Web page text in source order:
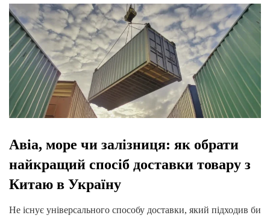
Авіа, море чи залізниця: як обрати
найкращий спосіб доставки товару з
Китаю в Україну
Не існує універсального способу доставки, який підходив би